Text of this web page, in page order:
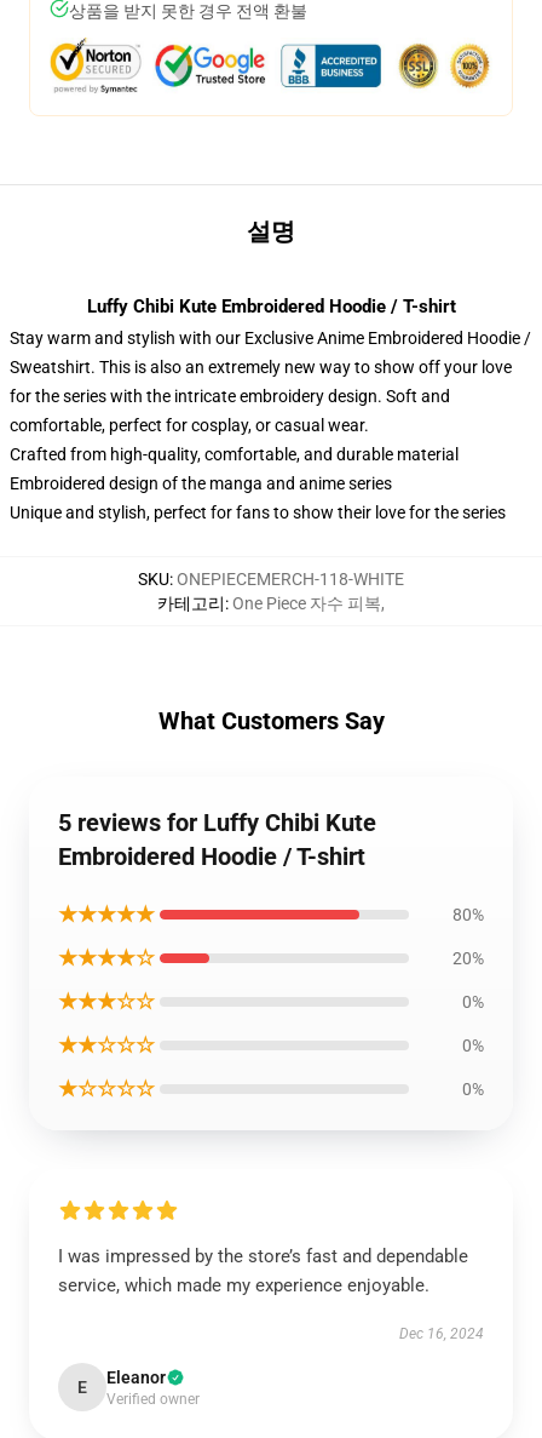
상품을 받지 못한 경우 전액 환불
설명
Luffy Chibi Kute Embroidered Hoodie / T-shirt
Stay warm and stylish with our Exclusive Anime Embroidered Hoodie /
Sweatshirt. This is also an extremely new way to show off your love
for the series with the intricate embroidery design. Soft and
comfortable, perfect for cosplay, or casual wear.
Crafted from high-quality, comfortable, and durable material
Embroidered design of the manga and anime series
Unique and stylish, perfect for fans to show their love for the series
SKU:ONEPIECEMERCH-118-WHITE
카테고리:One Piece 자수 피복,
What Customers Say
5 reviews for Luffy Chibi Kute
Embroidered Hoodie / T-shirt
★★★★★ 80%
★★★★☆ 20%
★★★☆☆ 0%
★★☆☆☆ 0%
★☆☆☆☆ 0%
I was impressed by the store’s fast and dependable
service, which made my experience enjoyable.
Dec 16, 2024
E Eleanor
Verified owner